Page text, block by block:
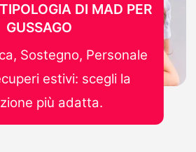
DI MAD PER
GUSSAGO
Sostegno, Personale
estivi: scegli la
più adatta.